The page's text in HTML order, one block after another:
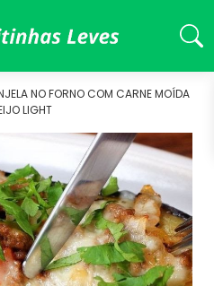
NO FORNO COM CARNE MOÍDA
LIGHT